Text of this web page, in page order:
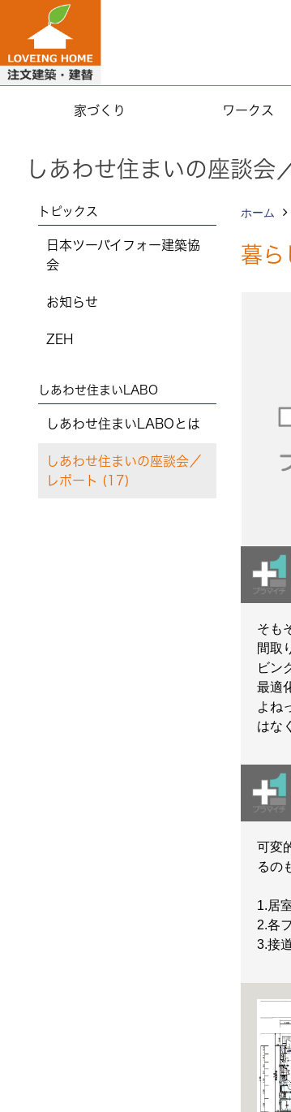
家づくり ワークス
しあわせ住まいの座談会
ホーム
暮ら
そも
間取
ビン
最適
よね
はな
可変
るの
1.居
2.各
3.接
トピックス
日本ツーバイフォー建築協
会
お知らせ
ZEH
しあわせ住まいLABO
しあわせ住まいLABOとは
しあわせ住まいの座談会／
レポート (17)